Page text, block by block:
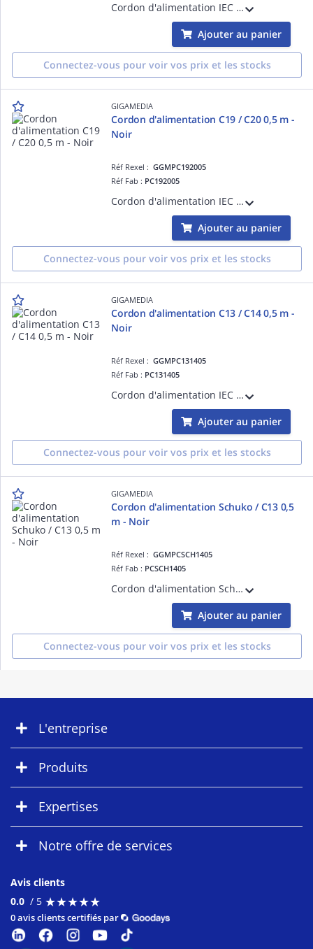
Cordon d'alimentation IEC C13 / IEC C14 (10 A / 250 V) - HO5VV-F 3G1.0 mm² - 2 mètres - Bleu
Ajouter au panier
Connectez-vous pour voir vos prix et les stocks
GIGAMEDIA
Cordon d'alimentation C19 / C20 0,5 m -
Noir
Réf Rexel :GGMPC192005
Réf Fab : PC192005
Cordon d'alimentation IEC C19 / IEC C20 (16 A / 250 V) - HO5VV-F 3G1.5 mm² - 0,5 mètre - Noir
Ajouter au panier
Connectez-vous pour voir vos prix et les stocks
GIGAMEDIA
Cordon d'alimentation C13 / C14 0,5 m -
Noir
Réf Rexel :GGMPC131405
Réf Fab : PC131405
Cordon d'alimentation IEC C13 / IEC C14 (10 A / 250 V) - HO5VV-F 3G1.0 mm² - 0,5 mètre - Noir
Ajouter au panier
Connectez-vous pour voir vos prix et les stocks
GIGAMEDIA
Cordon d'alimentation Schuko / C13 0,5
m - Noir
Réf Rexel :GGMPCSCH1405
Réf Fab : PCSCH1405
Cordon d'alimentation Schuko / IEC C13 (16 A / 250 V) - HO5VV-F 3G1.5 mm² - 0,5 mètre - Noir
Ajouter au panier
Connectez-vous pour voir vos prix et les stocks
L'entreprise
Produits
Expertises
Notre offre de services
Avis clients
0.0 / 5 ★★★★★
★★★★★
0 avis clients certifiés par